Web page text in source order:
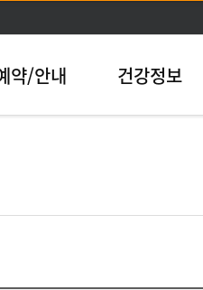
본문바로가기
약/안내 건강정보